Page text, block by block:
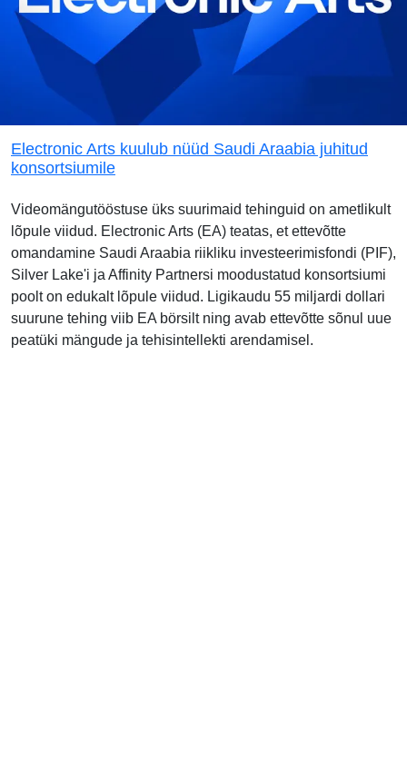
Electronic Arts kuulub nüüd Saudi Araabia juhitud
konsortsiumile
Videomängutööstuse üks suurimaid tehinguid on ametlikult
lõpule viidud. Electronic Arts (EA) teatas, et ettevõtte
omandamine Saudi Araabia riikliku investeerimisfondi (PIF),
Silver Lake'i ja Affinity Partnersi moodustatud konsortsiumi
poolt on edukalt lõpule viidud. Ligikaudu 55 miljardi dollari
suurune tehing viib EA börsilt ning avab ettevõtte sõnul uue
peatüki mängude ja tehisintellekti arendamisel.